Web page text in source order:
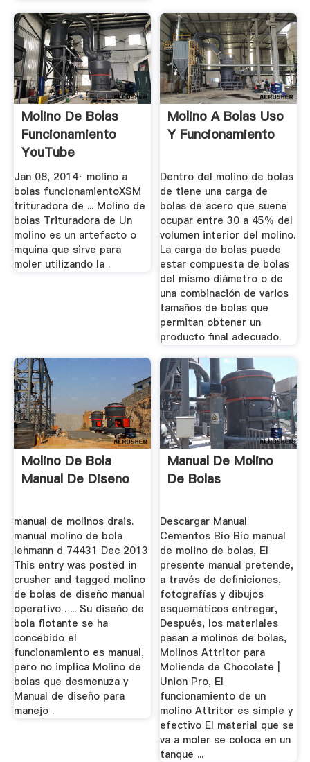
Molino De Bolas
Funcionamiento
YouTube
Jan 08, 2014· molino a
bolas funcionamientoXSM
trituradora de ... Molino de
bolas Trituradora de Un
molino es un artefacto o
mquina que sirve para
moler utilizando la .
Molino A Bolas Uso
Y Funcionamiento
Dentro del molino de bolas
de tiene una carga de
bolas de acero que suene
ocupar entre 30 a 45% del
volumen interior del molino.
La carga de bolas puede
estar compuesta de bolas
del mismo diámetro o de
una combinación de varios
tamaños de bolas que
permitan obtener un
producto final adecuado.
Molino De Bola
Manual De Diseno
manual de molinos drais.
manual molino de bola
lehmann d 74431 Dec 2013
This entry was posted in
crusher and tagged molino
de bolas de diseño manual
operativo . ... Su diseño de
bola flotante se ha
concebido el
funcionamiento es manual,
pero no implica Molino de
bolas que desmenuza y
Manual de diseño para
manejo .
Manual De Molino
De Bolas
Descargar Manual
Cementos Bío Bío manual
de molino de bolas, El
presente manual pretende,
a través de definiciones,
fotografías y dibujos
esquemáticos entregar,
Después, los materiales
pasan a molinos de bolas,
Molinos Attritor para
Molienda de Chocolate |
Union Pro, El
funcionamiento de un
molino Attritor es simple y
efectivo El material que se
va a moler se coloca en un
tanque ...